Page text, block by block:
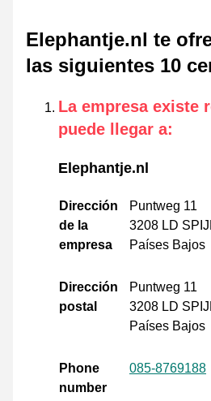
Elephantje.nl te
las siguientes 10
La empresa existe
puede llegar a:
Elephantje.nl
Dirección
de la
empresa
Puntweg 11
3208 LD
Países Bajos
Dirección
postal
Puntweg 11
3208 LD
Países Bajos
Phone
number
085-8769188